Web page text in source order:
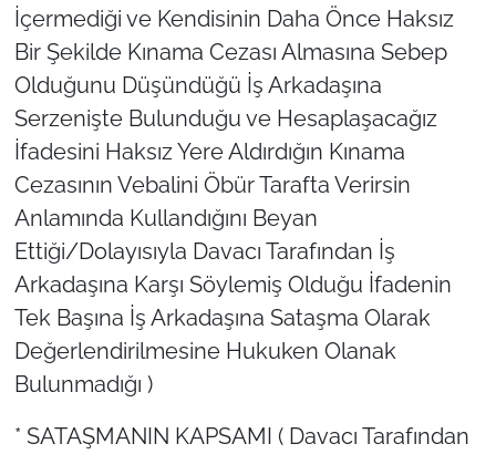
İçermediği ve Kendisinin Daha Önce Haksız
Bir Şekilde Kınama Cezası Almasına Sebep
Olduğunu Düşündüğü İş Arkadaşına
Serzenişte Bulunduğu ve Hesaplaşacağız
İfadesini Haksız Yere Aldırdığın Kınama
Cezasının Vebalini Öbür Tarafta Verirsin
Anlamında Kullandığını Beyan
Ettiği/Dolayısıyla Davacı Tarafından İş
Arkadaşına Karşı Söylemiş Olduğu İfadenin
Tek Başına İş Arkadaşına Sataşma Olarak
Değerlendirilmesine Hukuken Olanak
Bulunmadığı )
* SATAŞMANIN KAPSAMI ( Davacı Tarafından